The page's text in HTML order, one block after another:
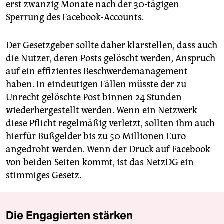
erst zwanzig Monate nach der 30-tägigen
Sperrung des Face­book-Accounts.
Der Gesetzgeber sollte daher klarstellen, dass auch
die Nutzer, deren Posts gelöscht werden, Anspruch
auf ein effizientes Beschwerdemanagement
haben. In eindeutigen Fällen müsste der zu
Unrecht gelöschte Post binnen 24 Stunden
wiederhergestellt werden. Wenn ein Netzwerk
diese Pflicht regelmäßig verletzt, sollten ihm auch
hierfür Bußgelder bis zu 50 Millionen Euro
angedroht werden. Wenn der Druck auf Facebook
von beiden Seiten kommt, ist das NetzDG ein
stimmiges ­Gesetz.
Die Engagierten stärken